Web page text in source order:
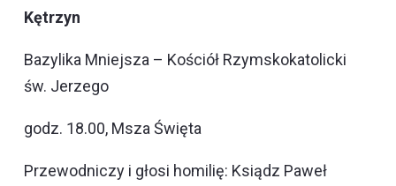
Kętrzyn
Bazylika Mniejsza – Kościół Rzymskokatolicki
św. Jerzego
godz. 18.00, Msza Święta
Przewodniczy i głosi homilię: Ksiądz Paweł